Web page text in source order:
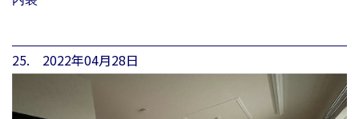
25. 2022年04月28日